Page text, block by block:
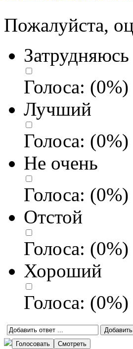
Пожалуйста,
Затрудняюсь
Голоса: (0%)
Лучший
Голоса: (0%)
Не очень
Голоса: (0%)
Отстой
Голоса: (0%)
Хороший
Голоса: (0%)